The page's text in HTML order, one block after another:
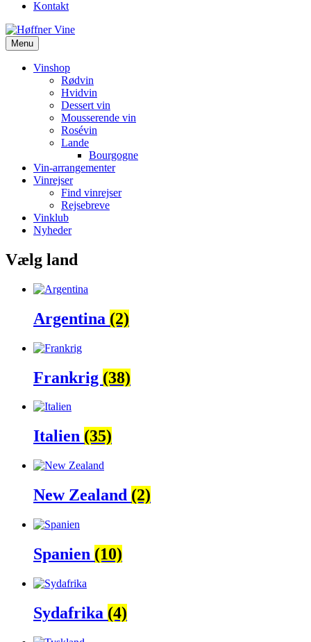
Kontakt
Menu
Vinshop
Rødvin
Hvidvin
Dessert vin
Mousserende vin
Rosévin
Lande
Bourgogne
Vin-arrangementer
Vinrejser
Find vinrejser
Rejsebreve
Vinklub
Nyheder
Vælg land
Argentina (2)
Frankrig (38)
Italien (35)
New Zealand (2)
Spanien (10)
Sydafrika (4)